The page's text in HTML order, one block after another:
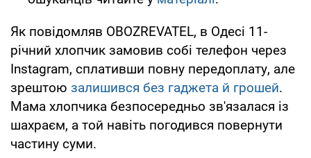
Як повідомляв OBOZREVATEL, в Одесі 11-
річний хлопчик замовив собі телефон через
Instagram, сплативши повну передоплату, але
зрештою залишився без гаджета й грошей.
Мама хлопчика безпосередньо зв'язалася із
шахраєм, а той навіть погодився повернути
частину суми.